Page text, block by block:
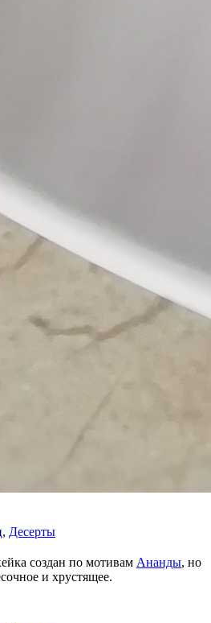
, Десерты
создан по мотивам Ананды, но
и хрустящее.